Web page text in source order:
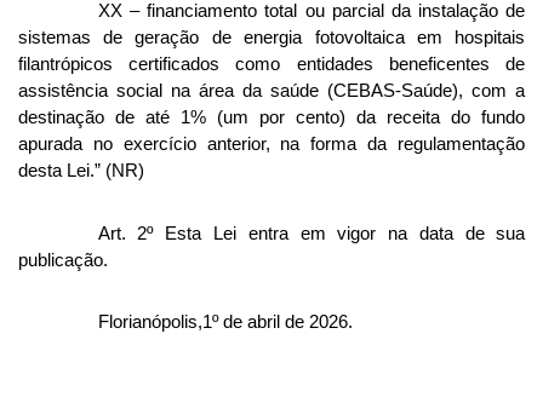
XX – financiamento total ou parcial da instalação de
sistemas de geração de energia fotovoltaica em hospitais
filantrópicos certificados como entidades beneficentes de
assistência social na área da saúde (CEBAS-Saúde), com a
destinação de até 1% (um por cento) da receita do fundo
apurada no exercício anterior, na forma da regulamentação
desta Lei.” (NR)
Art. 2º Esta Lei entra em vigor na data de sua
publicação.
Florianópolis,1º de abril de 2026.